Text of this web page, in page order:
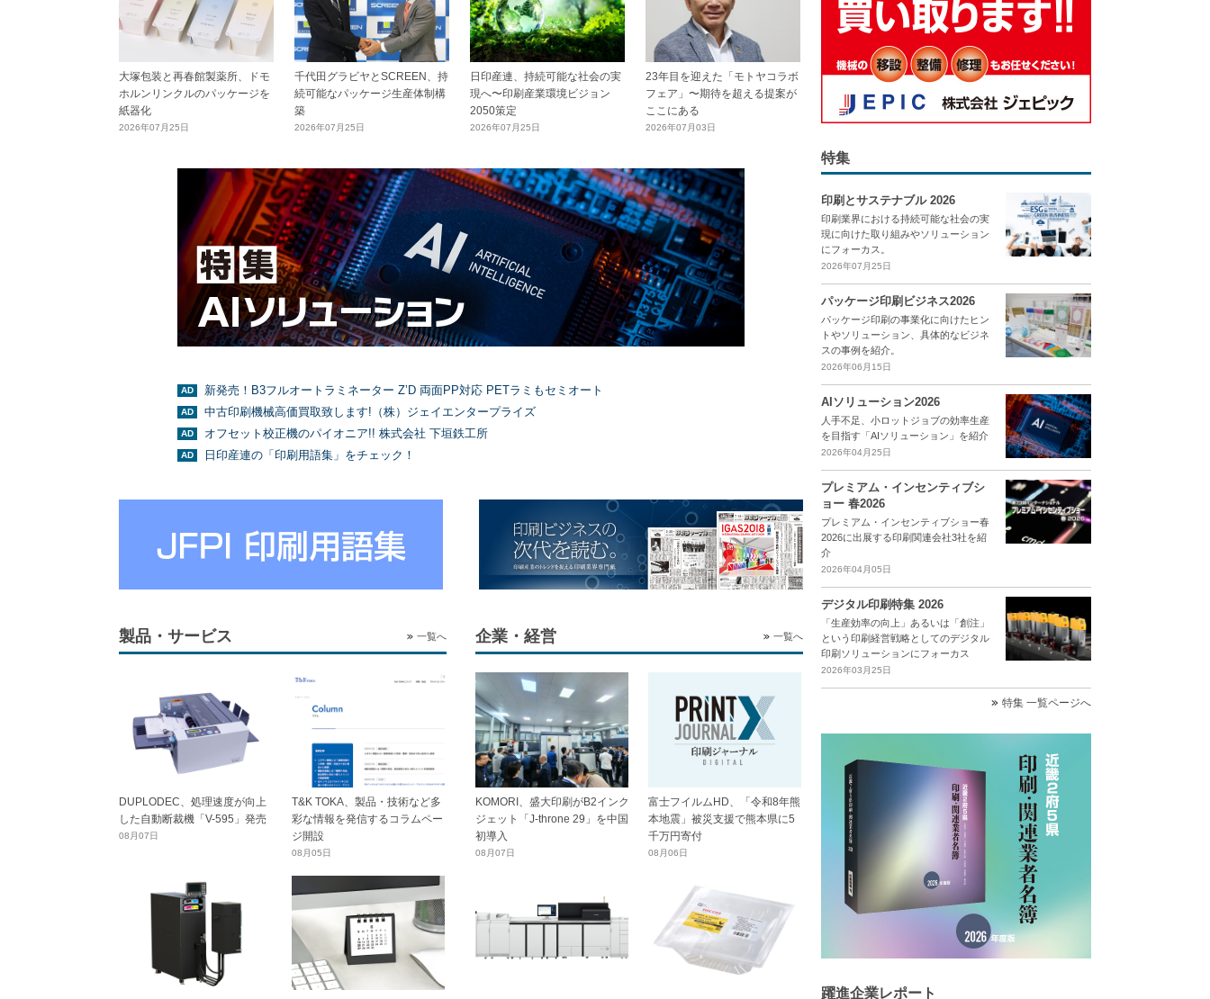
大塚包装と再春館製薬所、ドモ
ホルンリンクルのパッケージを
紙器化
2026年07月25日
千代田グラビヤとSCREEN、持
続可能なパッケージ生産体制構
築
2026年07月25日
日印産連、持続可能な社会の実
現へ〜印刷産業環境ビジョン
2050策定
2026年07月25日
23年目を迎えた「モトヤコラボ
フェア」〜期待を超える提案が
ここにある
2026年07月03日
新発売！B3フルオートラミネーター Z’D 両面PP対応 PETラミもセミオート
中古印刷機械高価買取致します!（株）ジェイエンタープライズ
オフセット校正機のパイオニア!! 株式会社 下垣鉄工所
日印産連の「印刷用語集」をチェック！
製品・サービス 一覧へ
DUPLODEC、処理速度が向上
した自動断裁機「V-595」発売
08月07日
T&K TOKA、製品・技術など多
彩な情報を発信するコラムペー
ジ開設
08月05日
企業・経営 一覧へ
KOMORI、盛大印刷がB2インク
ジェット「J-throne 29」を中国
初導入
08月07日
富士フイルムHD、「令和8年熊
本地震」被災支援で熊本県に5
千万円寄付
08月06日
特集
印刷とサステナブル 2026
印刷業界における持続可能な社会の実
現に向けた取り組みやソリューション
にフォーカス。
2026年07月25日
パッケージ印刷ビジネス2026
パッケージ印刷の事業化に向けたヒン
トやソリューション、具体的なビジネ
スの事例を紹介。
2026年06月15日
AIソリューション2026
人手不足、小ロットジョブの効率生産
を目指す「AIソリューション」を紹介
2026年04月25日
プレミアム・インセンティブシ
ョー 春2026
プレミアム・インセンティブショー春
2026に出展する印刷関連会社3社を紹
介
2026年04月05日
デジタル印刷特集 2026
「生産効率の向上」あるいは「創注」
という印刷経営戦略としてのデジタル
印刷ソリューションにフォーカス
2026年03月25日
特集 一覧ページへ
躍進企業レポート